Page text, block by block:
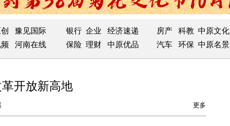
豫见国际 银行 企业 经济速递 房产 科教 中原文化
河南在线 保险 理财 中原优品 汽车 环保 中原名景
开放新高地
更多